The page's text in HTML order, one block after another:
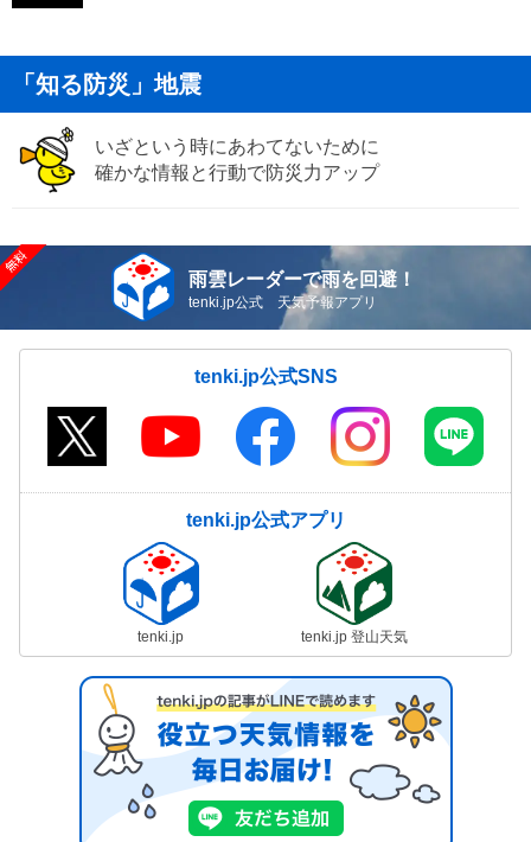
「知る防災」地震
いざという時にあわてないために
確かな情報と行動で防災力アップ
雨雲レーダーで雨を回避！
tenki.jp公式 天気予報アプリ
tenki.jp公式SNS
tenki.jp公式アプリ
tenki.jp tenki.jp 登山天気